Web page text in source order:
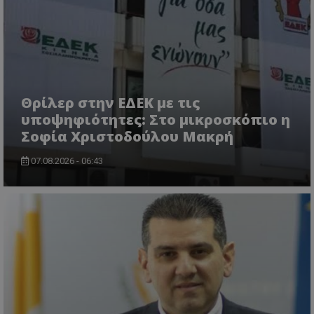
Θρίλερ στην ΕΔΕΚ με τις
υποψηφιότητες: Στο μικροσκόπιο η
Σοφία Χριστοδούλου Μακρή
07.08.2026 - 06:43
ASP.NET_SessionId
Microsoft Corporation